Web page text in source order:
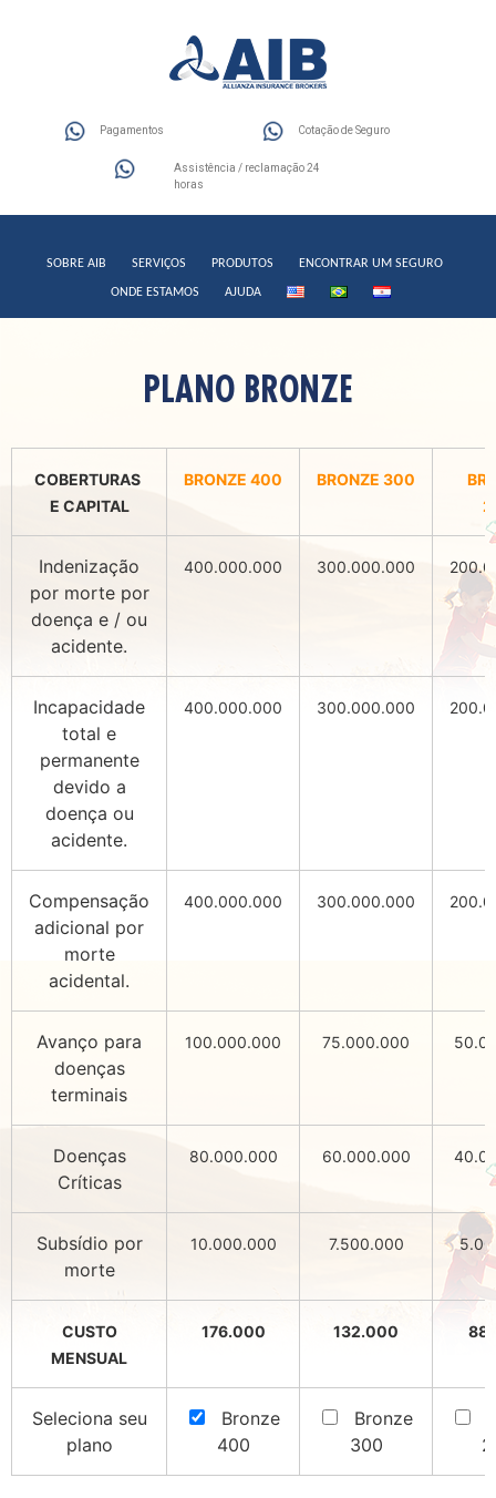
Pagamentos Cotação de Seguro
Assistência / reclamação 24
horas
SOBRE AIB SERVIÇOS PRODUTOS ENCONTRAR UM SEGURO
ONDE ESTAMOS AJUDA
PLANO BRONZE
COBERTURAS
E CAPITAL
BRONZE 400 BRONZE 300
Indenização
por morte por
doença e / ou
acidente.
400.000.000 300.000.000
Incapacidade
total e
permanente
devido a
doença ou
acidente.
400.000.000 300.000.000
Compensação
adicional por
morte
acidental.
400.000.000 300.000.000
Avanço para
doenças
terminais
100.000.000 75.000.000
Doenças
Críticas
80.000.000 60.000.000
Subsídio por
morte
10.000.000 7.500.000
CUSTO
MENSUAL
176.000 132.000 88
Seleciona seu
plano
Bronze
400
Bronze
300